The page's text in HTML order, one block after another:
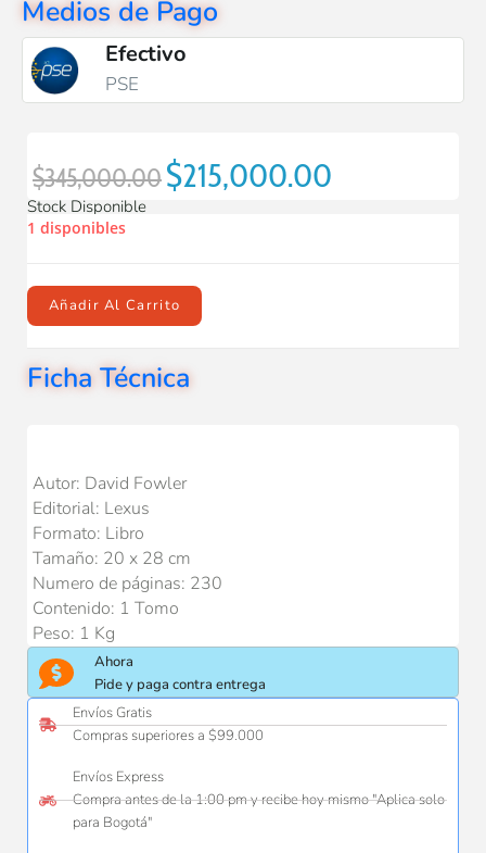
Medios de Pago
Efectivo
PSE
$345,000.00$215,000.00
Stock Disponible
1 disponibles
Añadir Al Carrito
Ficha Técnica
Autor: David Fowler
Editorial: Lexus
Formato: Libro
Tamaño: 20 x 28 cm
Numero de páginas: 230
Contenido: 1 Tomo
Peso: 1 Kg
Ahora
Pide y paga contra entrega
Envíos Gratis
Compras superiores a $99.000
Envíos Express
Compra antes de la 1:00 pm y recibe hoy mismo "Aplica solo
para Bogotá"